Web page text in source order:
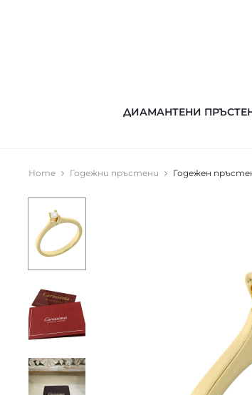
ДИАМАНТЕНИ
Home Годежни пръстени Годежен